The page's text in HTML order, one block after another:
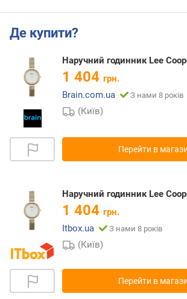
Де купити?
Наручний годинник Lee
1 404 грн.
Brain.com.ua
З нами 8 років
(Київ)
Перейти в
Наручний годинник Lee
1 404 грн.
Itbox.ua
З нами 8 років
(Київ)
Перейти в